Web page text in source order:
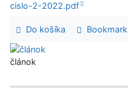
cislo-2-2022.pdf
Do košíka Bookmark
článok